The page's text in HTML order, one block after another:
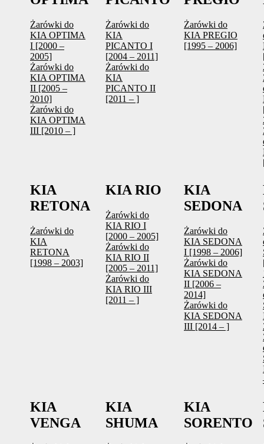
Żarówki do
KIA OPTIMA
I [2000 –
2005]
Żarówki do
KIA OPTIMA
II [2005 –
2010]
Żarówki do
KIA OPTIMA
III [2010 – ]
Żarówki do
KIA
PICANTO I
[2004 – 2011]
Żarówki do
KIA
PICANTO II
[2011 – ]
Żarówki do
KIA PREGIO
[1995 – 2006]
KIA
RETONA
Żarówki do
KIA
RETONA
[1998 – 2003]
KIA RIO
Żarówki do
KIA RIO I
[2000 – 2005]
Żarówki do
KIA RIO II
[2005 – 2011]
Żarówki do
KIA RIO III
[2011 – ]
KIA
SEDONA
Żarówki do
KIA SEDONA
I [1998 – 2006]
Żarówki do
KIA SEDONA
II [2006 –
2014]
Żarówki do
KIA SEDONA
III [2014 – ]
KIA
VENGA
KIA
SHUMA
KIA
SORENTO